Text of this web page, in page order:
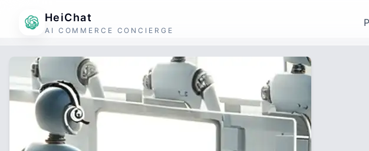
HeiChat
AI COMMERCE CONCIERGE